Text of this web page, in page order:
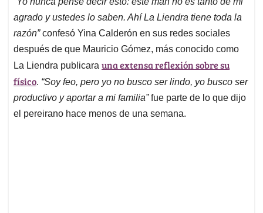
s
A
p
p
b
o
o
k
e
d
I
n
l
a
d
s
agrado y ustedes lo saben. Ahí La Liendra tiene toda la
razón”confesó Yina Calderón en sus redes sociales
después de que Mauricio Gómez, más conocido como
La Liendra publicara una extensa reflexión sobre su
físico. “Soy feo, pero yo no busco ser lindo, yo busco ser
productivo y aportar a mi familia”fue parte de lo que dijo
el pereirano hace menos de una semana.